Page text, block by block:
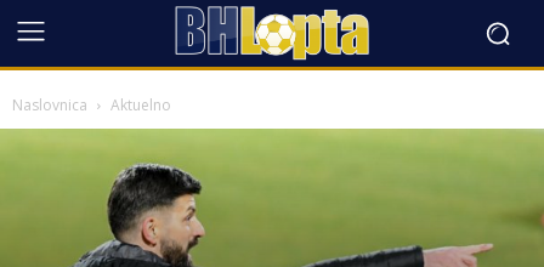
Naslovnica Aktuelno